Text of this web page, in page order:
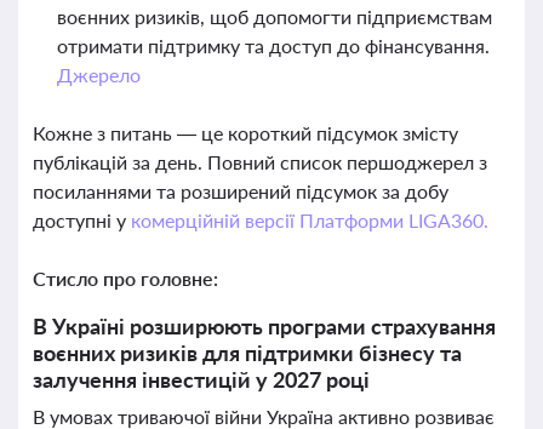
воєнних ризиків, щоб допомогти підприємствам
отримати підтримку та доступ до фінансування.
Джерело
Кожне з питань — це короткий підсумок змісту
публікацій за день. Повний список першоджерел з
посиланнями та розширений підсумок за добу
доступні у комерційній версії Платформи LIGA360.
Стисло про головне:
В Україні розширюють програми страхування
воєнних ризиків для підтримки бізнесу та
залучення інвестицій у 2027 році
В умовах триваючої війни Україна активно розвиває